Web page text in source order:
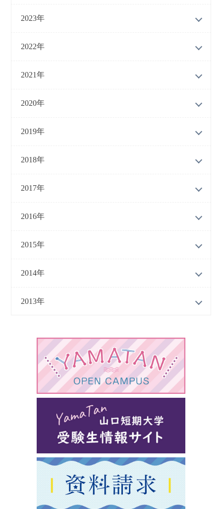
2023年
2022年
2021年
2020年
2019年
2018年
2017年
2016年
2015年
2014年
2013年